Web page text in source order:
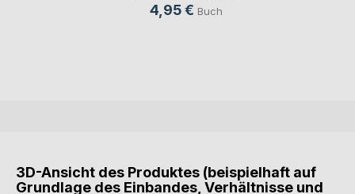
4,95 € Buch
3D-Ansicht des Produktes (beispielhaft auf
Grundlage des Einbandes, Verhältnisse und